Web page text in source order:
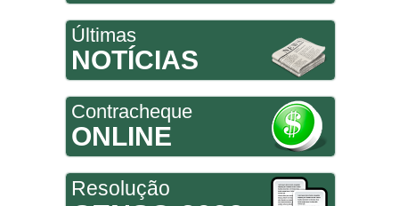
Últimas
NOTÍCIAS
Contracheque
ONLINE
Resolução